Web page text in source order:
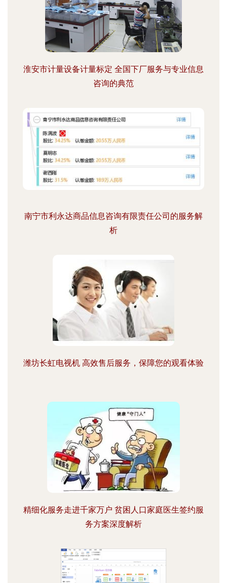
淮安市计量设备计量标定 全国下厂服务与专业信息
咨询的典范
南宁市利永达商品信息咨询有限责任公司的服务解
析
潍坊长虹电视机 高效售后服务，保障您的观看体验
精细化服务走进千家万户 贫困人口家庭医生签约服
务方案深度解析